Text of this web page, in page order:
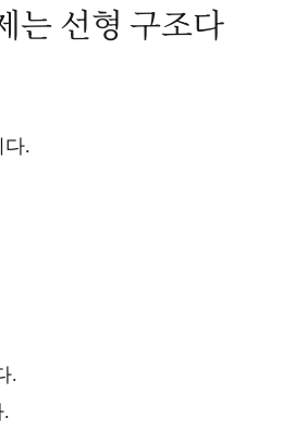
는 선형 구조다
다.
.